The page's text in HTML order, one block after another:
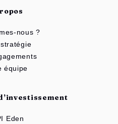
nous ?
équipe
Eden